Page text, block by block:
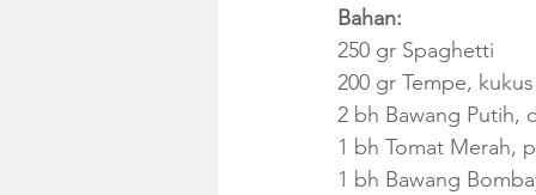
Bahan:
250 gr Spaghetti
200 gr Tempe,
2 bh Bawang Putih,
1 bh Tomat Merah,
1 bh Bawang